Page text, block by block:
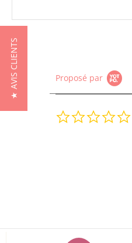
Proposé par
★ AVIS CLIENTS